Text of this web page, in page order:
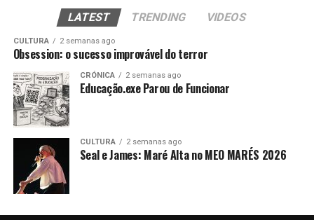
LATEST TRENDING VIDEOS
CULTURA 2 semanas ago
Obsession: o sucesso improvável do terror
CRÓNICA 2 semanas ago
Educação.exe Parou de Funcionar
CULTURA 2 semanas ago
Seal e James: Maré Alta no MEO MARÉS 2026